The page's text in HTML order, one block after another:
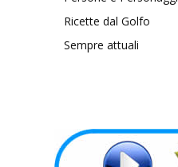
Ricette dal Golfo
Sempre attuali